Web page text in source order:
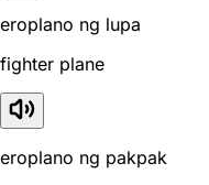
eroplano ng lupa
fighter plane
eroplano ng pakpak